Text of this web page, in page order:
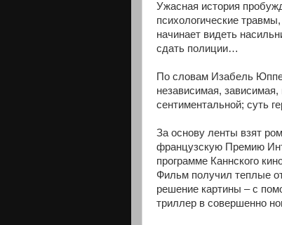
Ужасная история
психологические
начинает видеть
сдать полиции…
По словам Изабель
независимая,
сентиментальной; суть
За основу ленты взят
французскую Премию
программе Каннского
Фильм получил теплые
решение картины – с
триллер в совершенно